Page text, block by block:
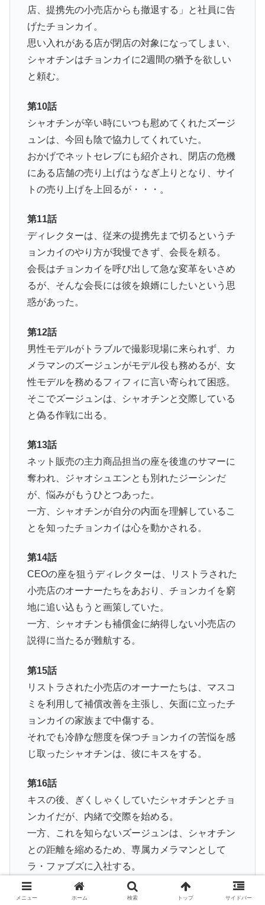
店、提携先の小売店からも撤退する」と社員に告
げたチョンカイ。
思い入れがある店が閉店の対象になってしまい、
シャオチンはチョンカイに2週間の猶予を欲しい
と頼む。
第10話
シャオチンが辛い時にいつも慰めてくれたズージ
ュンは、今回も陰で協力してくれていた。
おかげでネットセレブにも紹介され、閉店の危機
にある店舗の売り上げはうなぎ上りとなり、サイ
トの売り上げを上回るが・・・。
第11話
ディレクターは、従来の提携先まで切るというチ
ョンカイのやり方が我慢できず、会長を頼る。
会長はチョンカイを呼び出して急な変革をいさめ
るが、そんな会長には彼を娘婿にしたいという思
惑があった。
第12話
男性モデルがトラブルで撮影現場に来られず、カ
メラマンのズージュンがモデル役も務めるが、女
性モデルを務めるフィフィに言い寄られて困惑。
そこでズージュンは、シャオチンと交際している
と偽る作戦に出る。
第13話
ネット販売の主力商品担当の座を後進のサマーに
奪われ、ジャオシュエンとも別れたジーシンだ
が、悩みがもうひとつあった。
一方、シャオチンが自分の内面を理解しているこ
とを知ったチョンカイは心を動かされる。
第14話
CEOの座を狙うディレクターは、リストラされた
小売店のオーナーたちをあおり、チョンカイを窮
地に追い込もうと画策していた。
一方、シャオチンも補償金に納得しない小売店の
説得に当たるが難航する。
第15話
リストラされた小売店のオーナーたちは、マスコ
ミを利用して補償改善を主張し、矢面に立ったチ
ョンカイの家族まで中傷する。
それでも冷静な態度を保つチョンカイの苦悩を感
じ取ったシャオチンは、彼にキスをする。
第16話
キスの後、ぎくしゃくしていたシャオチンとチョ
ンカイだが、内緒で交際を始める。
一方、これを知らないズージュンは、シャオチン
との距離を縮めるため、専属カメラマンとして
ラ・ファブズに入社する。
第17話
メニュー ホーム 検索 トップ サイドバー